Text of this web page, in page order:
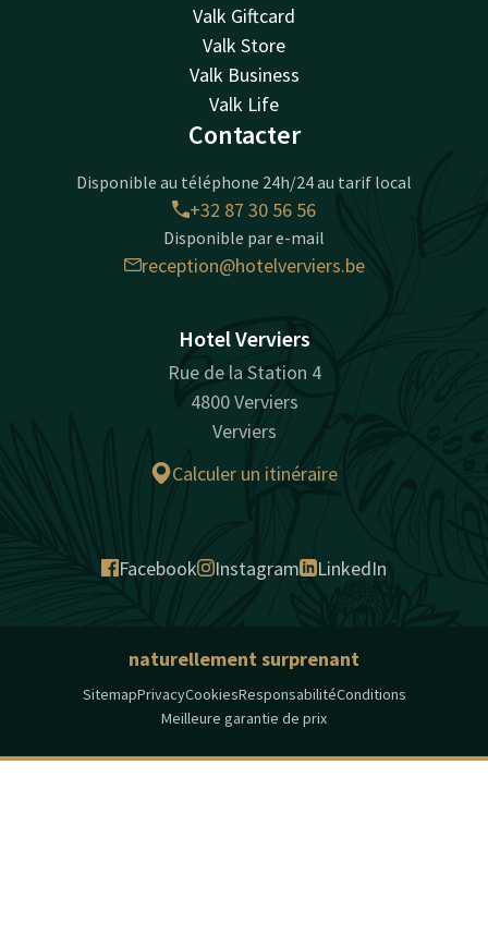
Valk Giftcard
Valk Store
Valk Business
Valk Life
Contacter
Disponible au téléphone 24h/24 au tarif local
+32 87 30 56 56
Disponible par e-mail
reception@hotelverviers.be
Hotel Verviers
Rue de la Station 4
4800 Verviers
Verviers
Calculer un itinéraire
Facebook Instagram LinkedIn
naturellement surprenant
SitemapPrivacyCookiesResponsabilitéConditions
Meilleure garantie de prix